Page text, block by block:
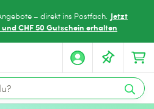
– direkt ins Postfach. Jetzt
CHF 50 Gutschein erhalten